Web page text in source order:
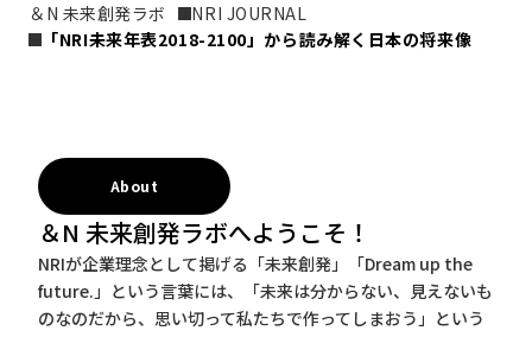
＆N 未来創発ラボ
NRI JOURNAL
「NRI未来年表2018-2100」から読み解く日本の将来像
About
＆N 未来創発ラボへようこそ！
NRIが企業理念として掲げる「未来創発」「Dream up the
future.」という言葉には、「未来は分からない、見えないも
のなのだから、思い切って私たちで作ってしまおう」という